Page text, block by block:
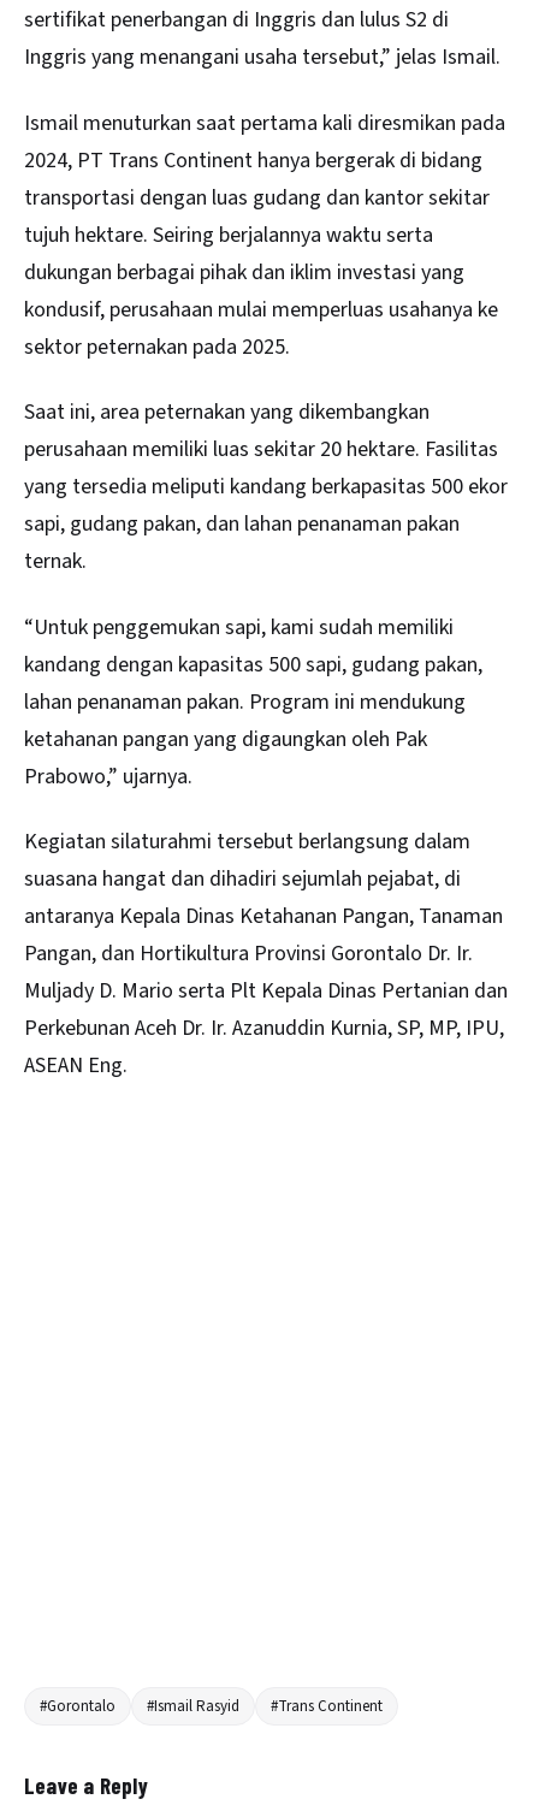
sertifikat penerbangan di Inggris dan lulus S2 di
Inggris yang menangani usaha tersebut,” jelas Ismail.
Ismail menuturkan saat pertama kali diresmikan pada
2024, PT Trans Continent hanya bergerak di bidang
transportasi dengan luas gudang dan kantor sekitar
tujuh hektare. Seiring berjalannya waktu serta
dukungan berbagai pihak dan iklim investasi yang
kondusif, perusahaan mulai memperluas usahanya ke
sektor peternakan pada 2025.
Saat ini, area peternakan yang dikembangkan
perusahaan memiliki luas sekitar 20 hektare. Fasilitas
yang tersedia meliputi kandang berkapasitas 500 ekor
sapi, gudang pakan, dan lahan penanaman pakan
ternak.
“Untuk penggemukan sapi, kami sudah memiliki
kandang dengan kapasitas 500 sapi, gudang pakan,
lahan penanaman pakan. Program ini mendukung
ketahanan pangan yang digaungkan oleh Pak
Prabowo,” ujarnya.
Kegiatan silaturahmi tersebut berlangsung dalam
suasana hangat dan dihadiri sejumlah pejabat, di
antaranya Kepala Dinas Ketahanan Pangan, Tanaman
Pangan, dan Hortikultura Provinsi Gorontalo Dr. Ir.
Muljady D. Mario serta Plt Kepala Dinas Pertanian dan
Perkebunan Aceh Dr. Ir. Azanuddin Kurnia, SP, MP, IPU,
ASEAN Eng.
#Gorontalo #Ismail Rasyid #Trans Continent
Leave a Reply